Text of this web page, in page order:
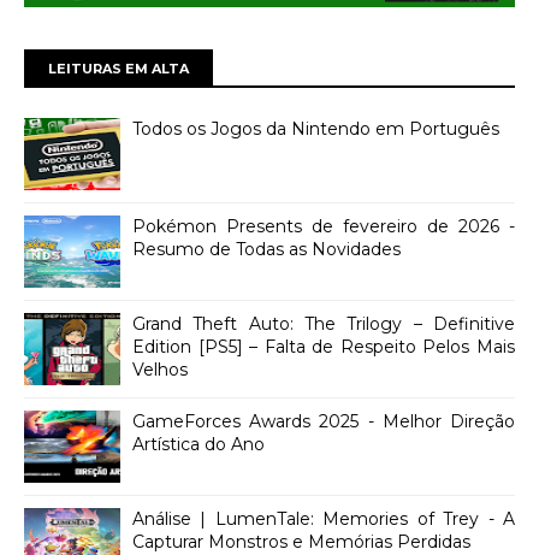
LEITURAS EM ALTA
Todos os Jogos da Nintendo em Português
Pokémon Presents de fevereiro de 2026 -
Resumo de Todas as Novidades
Grand Theft Auto: The Trilogy – Definitive
Edition [PS5] – Falta de Respeito Pelos Mais
Velhos
GameForces Awards 2025 - Melhor Direção
Artística do Ano
Análise | LumenTale: Memories of Trey - A
Capturar Monstros e Memórias Perdidas